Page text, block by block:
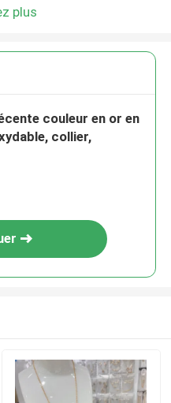
plus
couleur en or en
collier,